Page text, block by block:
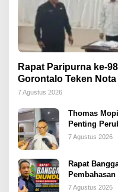
Rapat Paripurna ke-
Gorontalo Teken
2026
7 Agustus 2026
Thomas
Penting
7 Agustus 2026
Rapat
Komprehensif
7 Agustus 2026